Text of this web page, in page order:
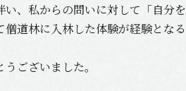
、私からの問いに対して「自分を
道林に入林した体験が経験となる
ございました。